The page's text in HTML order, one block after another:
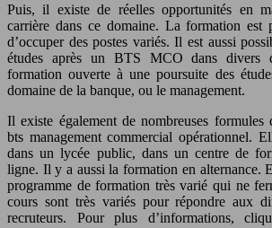
Puis, il existe de réelles opportunités en
carrière dans ce domaine. La formation est
d’occuper des postes variés. Il est aussi
études après un BTS MCO dans divers
formation ouverte à une poursuite des
domaine de la banque, ou le management.
Il existe également de nombreuses
bts management commercial opérationnel.
dans un lycée public, dans un centre de
ligne. Il y a aussi la formation en alternance.
programme de formation très varié qui ne
cours sont très variés pour répondre aux
recruteurs. Pour plus d’informations,